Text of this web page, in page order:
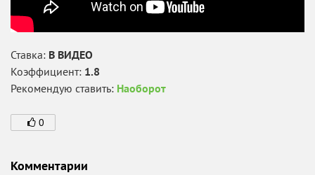
Ставка: В ВИДЕО
Коэффициент: 1.8
Рекомендую ставить: Наоборот
0
Комментарии